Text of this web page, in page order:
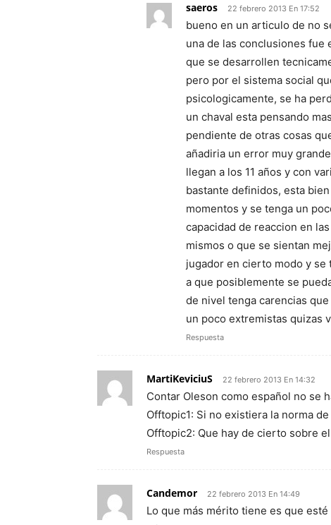
saeros 22 febrero 2013 En 17:52
bueno en un articulo de no
una de las conclusiones fue
que se desarrollen
pero por el sistema social
psicologicamente, se ha
un chaval esta pensando
pendiente de otras cosas
añadiria un error muy
llegan a los 11 años y con
bastante definidos, esta
momentos y se tenga un
capacidad de reaccion en
mismos o que se sientan
jugador en cierto modo y se
a que posiblemente se
de nivel tenga carencias
un poco extremistas quizas
Respuesta
MartiKeviciuS 22 febrero 2013 En 14:32
Contar Oleson como español no se
Offtopic1: Si no existiera la norma
Offtopic2: Que hay de cierto sobre
Respuesta
Candemor 22 febrero 2013 En 14:49
Lo que más mérito tiene es que